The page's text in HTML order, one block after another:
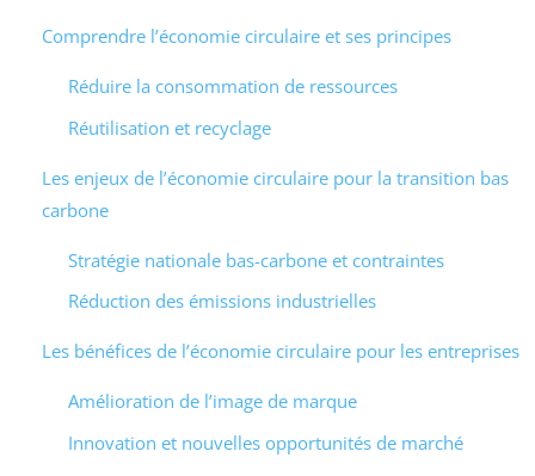
Comprendre l’économie circulaire et ses principes
Réduire la consommation de ressources
Réutilisation et recyclage
Les enjeux de l’économie circulaire pour la transition bas
carbone
Stratégie nationale bas-carbone et contraintes
Réduction des émissions industrielles
Les bénéfices de l’économie circulaire pour les entreprises
Amélioration de l’image de marque
Innovation et nouvelles opportunités de marché